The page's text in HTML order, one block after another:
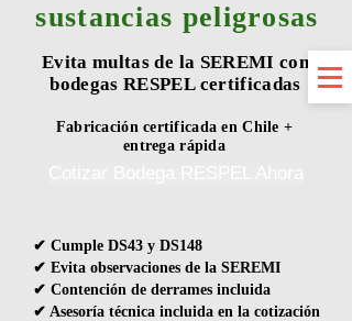
sustancias peligrosas
Evita multas de la SEREMI con
bodegas RESPEL certificadas
Fabricación certificada en Chile +
entrega rápida
✔ Cumple DS43 y DS148
✔ Evita observaciones de la SEREMI
✔ Contención de derrames incluida
✔ Asesoría técnica incluida en la cotización